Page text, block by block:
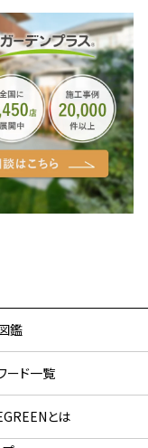
鑑
ード一覧
とは